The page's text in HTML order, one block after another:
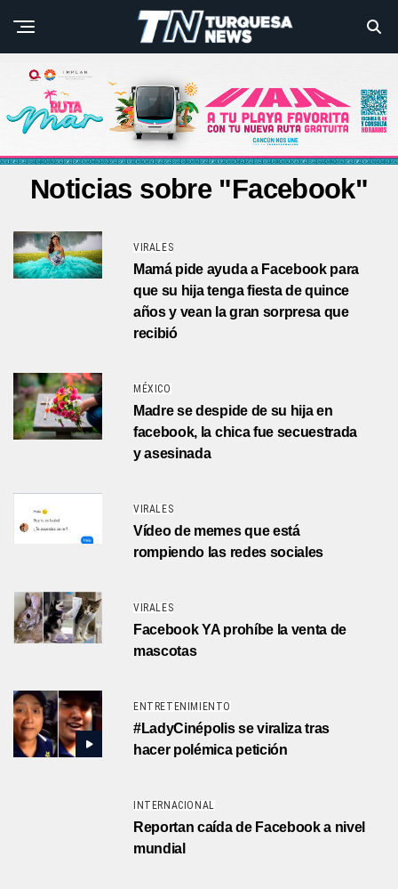
Noticias sobre "Facebook"
VIRALES
Mamá pide ayuda a Facebook para
que su hija tenga fiesta de quince
años y vean la gran sorpresa que
recibió
MÉXICO
Madre se despide de su hija en
facebook, la chica fue secuestrada
y asesinada
VIRALES
Vídeo de memes que está
rompiendo las redes sociales
VIRALES
Facebook YA prohíbe la venta de
mascotas
ENTRETENIMIENTO
#LadyCinépolis se viraliza tras
hacer polémica petición
INTERNACIONAL
Reportan caída de Facebook a nivel
mundial